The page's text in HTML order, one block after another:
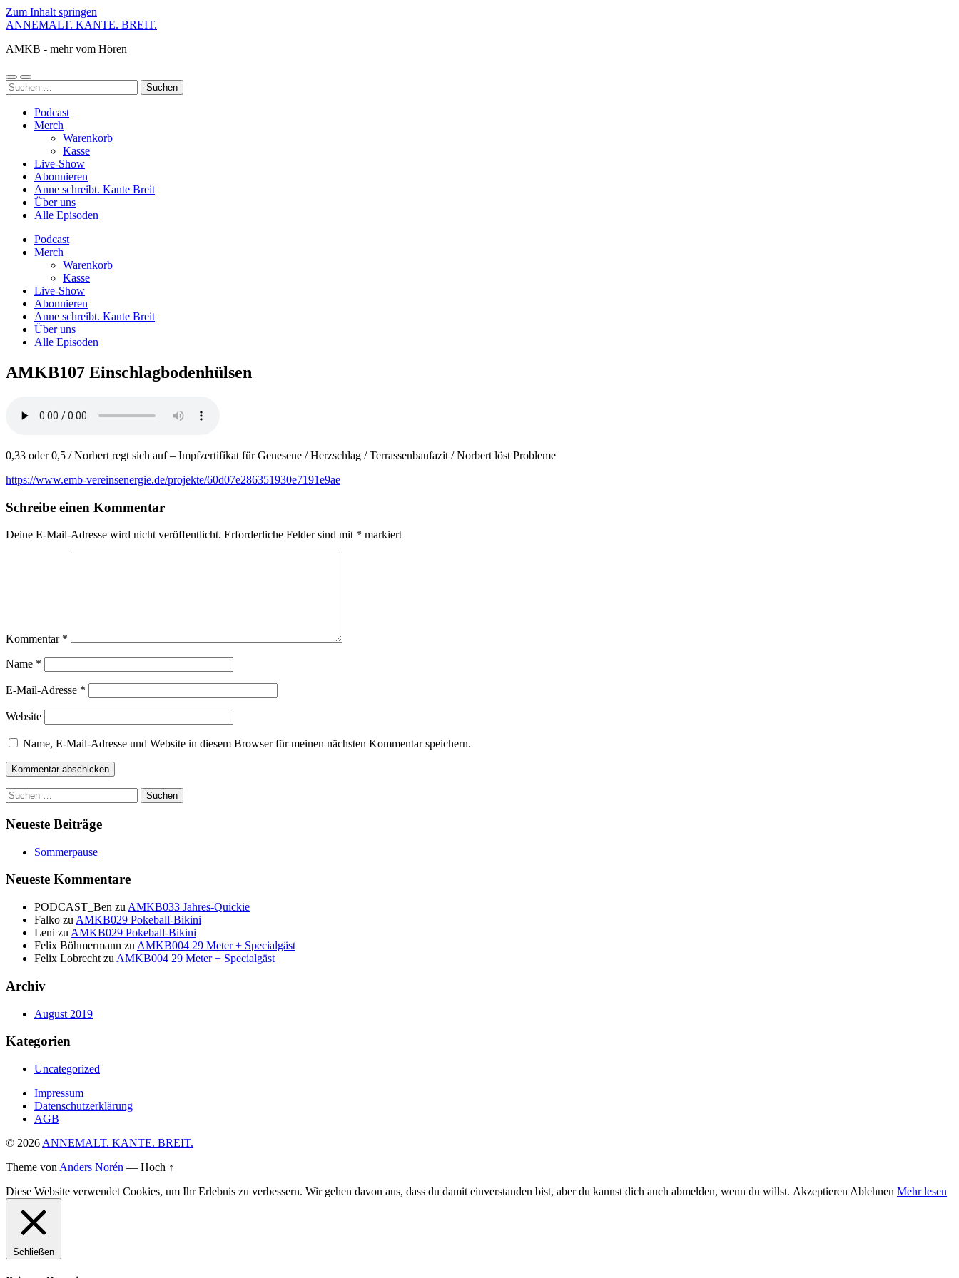
Zum Inhalt springen
ANNEMALT. KANTE. BREIT.
AMKB - mehr vom Hören
Mobile-
Menü
Suchfeld
ein-/ausblenden
Suchen
nach:
Podcast
Merch
Warenkorb
Kasse
Live-Show
Abonnieren
Anne schreibt. Kante Breit
Über uns
Alle Episoden
Podcast
Merch
Warenkorb
Kasse
Live-Show
Abonnieren
Anne schreibt. Kante Breit
Über uns
Alle Episoden
AMKB107 Einschlagbodenhülsen
0,33 oder 0,5 / Norbert regt sich auf – Impfzertifikat für Genesene / Herzschlag / Terrassenbaufazit / Norbert löst Probleme
https://www.emb-vereinsenergie.de/projekte/60d07e286351930e7191e9ae
Schreibe einen Kommentar
Deine E-Mail-Adresse wird nicht veröffentlicht. Erforderliche Felder sind mit * markiert
Kommentar *
Name *
E-Mail-Adresse *
Website
Name, E-Mail-Adresse und Website in diesem Browser für meinen nächsten Kommentar speichern.
Suchen
nach:
Neueste Beiträge
Sommerpause
Neueste Kommentare
PODCAST_Ben zu AMKB033 Jahres-Quickie
Falko zu AMKB029 Pokeball-Bikini
Leni zu AMKB029 Pokeball-Bikini
Felix Böhmermann zu AMKB004 29 Meter + Specialgäst
Felix Lobrecht zu AMKB004 29 Meter + Specialgäst
Archiv
August 2019
Kategorien
Uncategorized
Impressum
Datenschutzerklärung
AGB
© 2026 ANNEMALT. KANTE. BREIT.
Theme von Anders Norén — Hoch ↑
Diese Website verwendet Cookies, um Ihr Erlebnis zu verbessern. Wir gehen davon aus, dass du damit einverstanden bist, aber du kannst dich auch abmelden, wenn du willst. Akzeptieren Ablehnen Mehr lesen
Schließen